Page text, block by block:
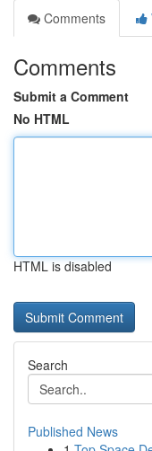
Comments
Comments
Submit a Comment
No HTML
HTML is disabled
Search
Published News